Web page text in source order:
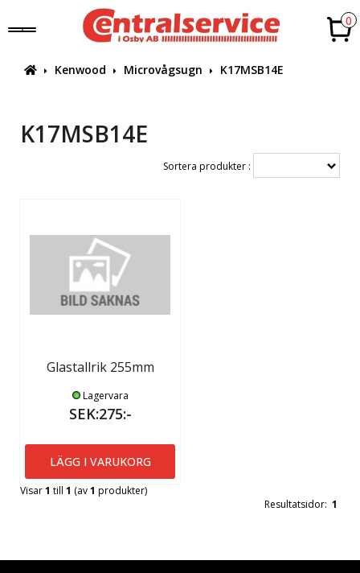
0
Kenwood Microvågsugn K17MSB14E
K17MSB14E
Sortera produkter :
Glastallrik 255mm
Lagervara
SEK:275:-
LÄGG I VARUKORG
Visar1 till 1 (av1 produkter)
Resultatsidor: 1